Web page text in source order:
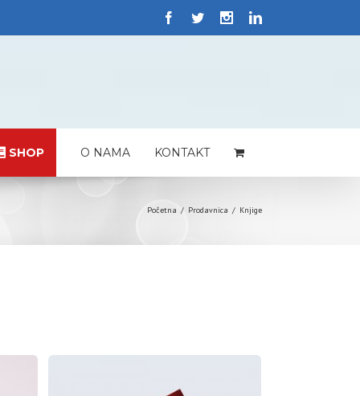
SHOP O NAMA KONTAKT
Početna / Prodavnica / Knjige